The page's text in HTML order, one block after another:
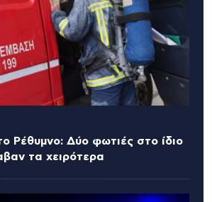
Ρέθυμνο: Δύο φωτιές στο ίδιο
τα χειρότερα